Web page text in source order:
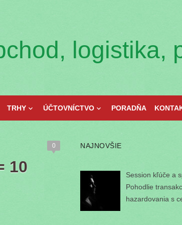
logistika,
TRHY ÚČTOVNÍCTVO PORADŇA
0
10
NAJNOVŠIE
Session kľúče a
Pohodlie
hazardovania s